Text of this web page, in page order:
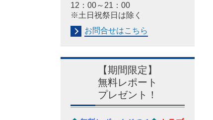
12：00～21：00
※土日祝祭日は除く
お問合せはこちら
【期間限定】
無料レポート
プレゼント！